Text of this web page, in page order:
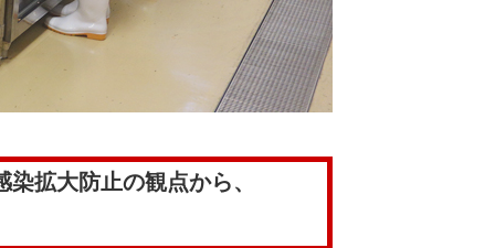
拡大防止の観点から、